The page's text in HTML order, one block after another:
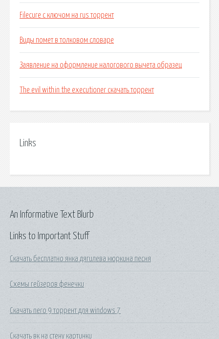
Filecure c ключом на rus торрент
Виды помет в толковом словаре
Заявление на оформление налогового вычета образец
The evil within the executioner скачать торрент
Links
Links to Important Stuff
Скачать бесплатно янка дягилева нюркина песня
Схемы гейзеров фенечки
Скачать nero 9 торрент для windows 7
Скачать вк на стену картинки
An Informative Text Blurb